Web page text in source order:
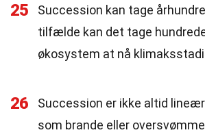
25
Succession kan tage
tilfælde kan det tage
økosystem at nå
26
Succession er ikke altid
som brande eller